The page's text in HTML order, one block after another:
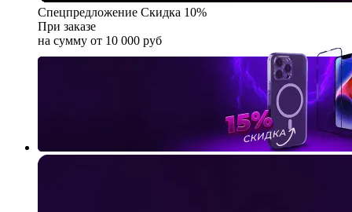
Спецпредложение Скидка 10%
При заказе
на сумму от 10 000 руб